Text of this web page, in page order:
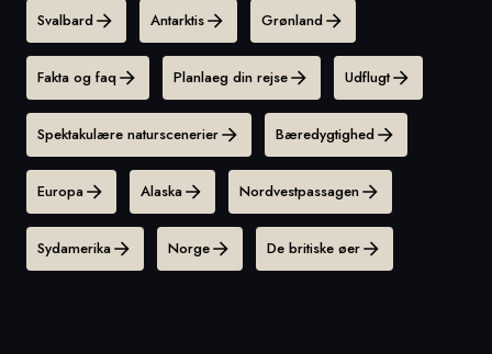
Svalbard Antarktis Grønland
Fakta og faq Planlaeg din rejse Udflugt
Spektakulære naturscenerier Bæredygtighed
Europa Alaska Nordvestpassagen
Sydamerika Norge De britiske øer